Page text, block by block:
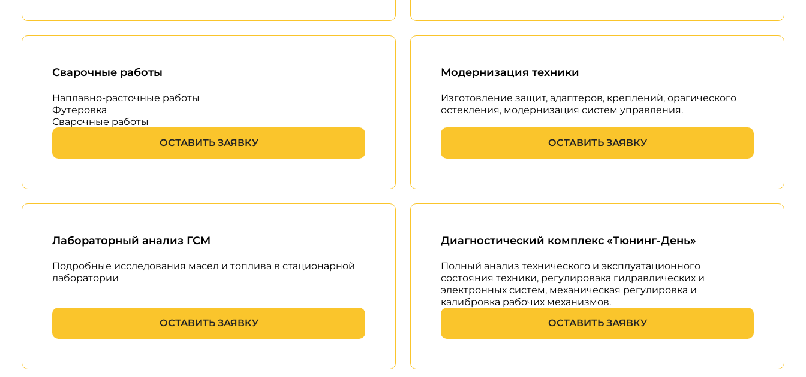
Сварочные работы
Наплавно-расточные работы
Футеровка
Сварочные работы
ОСТАВИТЬ ЗАЯВКУ
Модернизация техники
Изготовление защит, адаптеров, креплений, орагического
остекления, модернизация систем управления.
ОСТАВИТЬ ЗАЯВКУ
Лабораторный анализ ГСМ
Подробные исследования масел и топлива в стационарной
лаборатории
ОСТАВИТЬ ЗАЯВКУ
Диагностический комплекс «Тюнинг-День»
Полный анализ технического и эксплуатационного
состояния техники, регулировака гидравлических и
электронных систем, механическая регулировка и
калибровка рабочих механизмов.
ОСТАВИТЬ ЗАЯВКУ